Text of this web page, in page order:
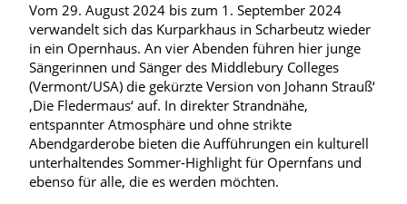
Vom 29. August 2024 bis zum 1. September 2024
verwandelt sich das Kurparkhaus in Scharbeutz wieder
in ein Opernhaus. An vier Abenden führen hier junge
Sängerinnen und Sänger des Middlebury Colleges
(Vermont/USA) die gekürzte Version von Johann Strauß‘
‚Die Fledermaus‘ auf. In direkter Strandnähe,
entspannter Atmosphäre und ohne strikte
Abendgarderobe bieten die Aufführungen ein kulturell
unterhaltendes Sommer-Highlight für Opernfans und
ebenso für alle, die es werden möchten.